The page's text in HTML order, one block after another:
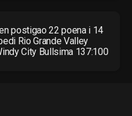
postigao 22 poena i 14
Rio Grande Valley
City Bullsima 137:100